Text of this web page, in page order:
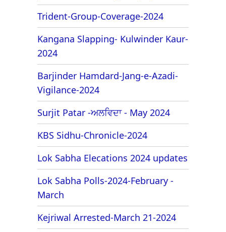
Trident-Group-Coverage-2024
Kangana Slapping- Kulwinder Kaur-
2024
Barjinder Hamdard-Jang-e-Azadi-
Vigilance-2024
Surjit Patar -ਅਲਵਿਦਾ - May 2024
KBS Sidhu-Chronicle-2024
Lok Sabha Elecations 2024 updates
Lok Sabha Polls-2024-February -
March
Kejriwal Arrested-March 21-2024